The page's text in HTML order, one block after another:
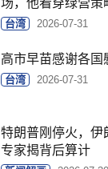
场，他看穿绿营策
台湾 2026-07-31
高市早苗感谢各国
台湾 2026-07-31
特朗普刚停火，伊
专家揭背后算计